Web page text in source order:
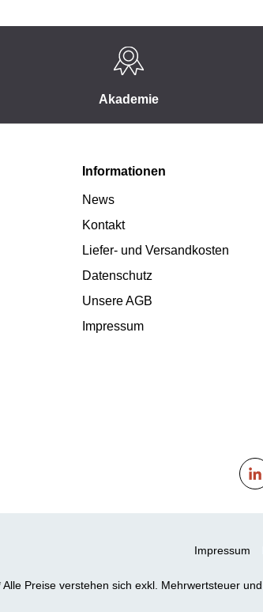
Akademie
Informationen
News
Kontakt
Liefer- und Versandkosten
Datenschutz
Unsere AGB
Impressum
Impressum
Alle Preise verstehen sich exkl. Mehrwertsteuer und